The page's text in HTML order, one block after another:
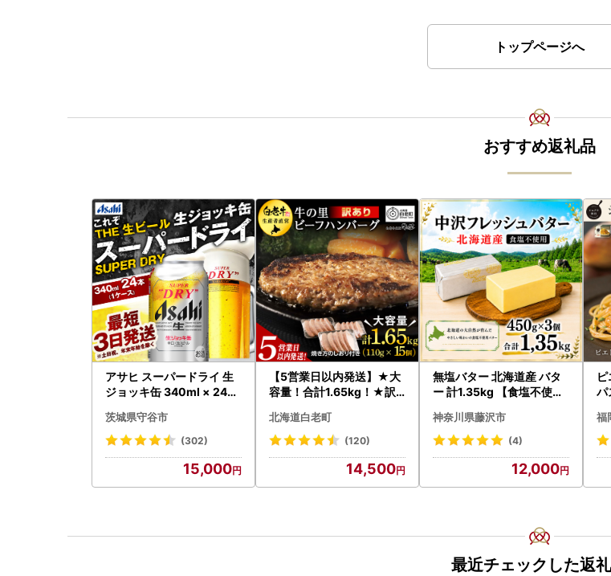
トップページへ
おすすめ返礼品
アサヒ スーパードライ 生
ジョッキ缶 340ml × 24本
ビール お酒 Asahi 守谷市
茨城県守谷市
(302)
15,000
【5営業日以内発送】★大
容量！合計1.65kg！★訳
ーグ(110ｇ5枚入）×3 AG
058
北海道白老町
(120)
14,500
無塩バター 北海道産 バタ
ー 計1.35kg 【食塩不使用
神奈川県藤沢市
(4)
12,000
パ
福
最近チェックした返